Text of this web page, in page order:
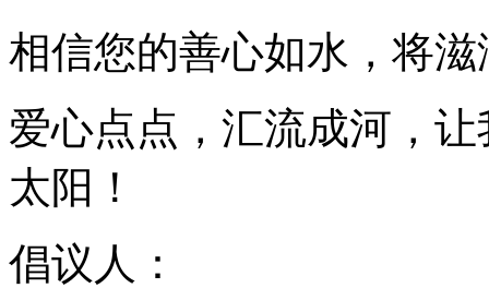
相信您的善心如水，将
爱心点点，汇流成河，
太阳！
倡议人：